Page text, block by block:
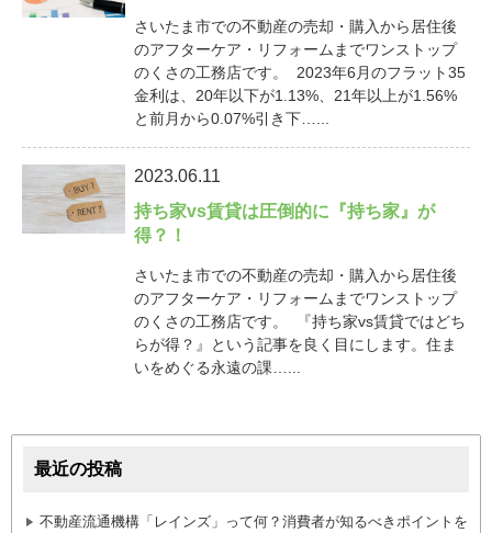
さいたま市での不動産の売却・購入から居住後
のアフターケア・リフォームまでワンストップ
のくさの工務店です。 2023年6月のフラット35
金利は、20年以下が1.13%、21年以上が1.56%
と前月から0.07%引き下…...
2023.06.11
持ち家vs賃貸は圧倒的に『持ち家』が
得？！
さいたま市での不動産の売却・購入から居住後
のアフターケア・リフォームまでワンストップ
のくさの工務店です。 『持ち家vs賃貸ではどち
らが得？』という記事を良く目にします。住ま
いをめぐる永遠の課…...
最近の投稿
不動産流通機構「レインズ」って何？消費者が知るべきポイントを